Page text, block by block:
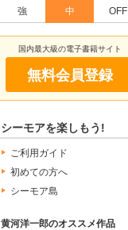
強 中 OFF
国内最大級の電子書籍サイト
無料会員登録
シーモアを楽しもう!
ご利用ガイド
初めての方へ
シーモア島
黄河洋一郎のオススメ作品